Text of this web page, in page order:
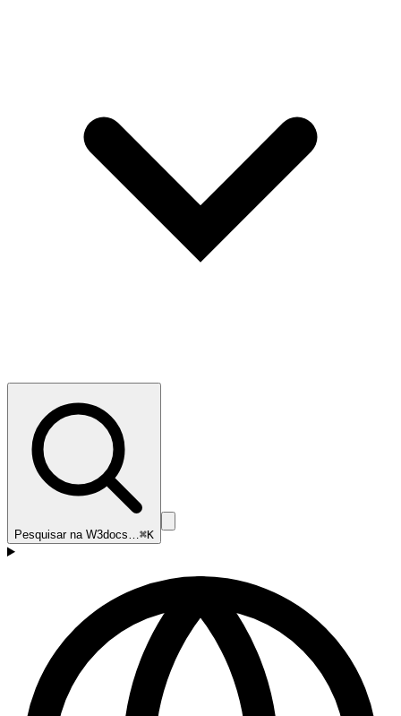
Pesquisar na W3docs…⌘K